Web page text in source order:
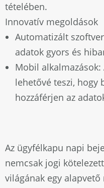
tételében.
Innovatív megoldások
Automatizált
adatok gyors és
Mobil
lehetővé teszi, hogy
hozzáférjen az
Az ügyfélkapu napi
nemcsak jogi
világának egy alapvető